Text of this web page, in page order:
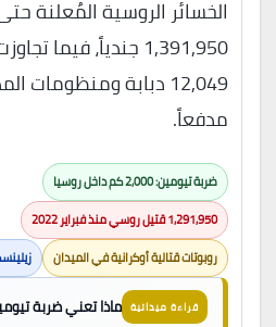
1,391,950 جندياً، فيما
مدفعاً.
ضربة تيومين: 2,000 كم داخل روسيا
1,291,950 قتيل روسي منذ فبراير 2022
روبوتات قتالية أوكرانية في الميدان
قراءة ميدانية ماذا تعني ضربة